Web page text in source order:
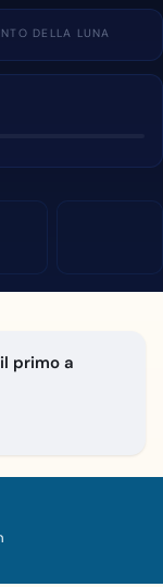
DELLA LUNA
primo a